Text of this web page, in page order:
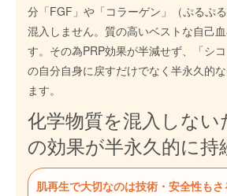
分「FGF」や「コラーゲン」（ぷるぷ
混入しません。質の高いベストな自己
す。その為PRP効果が半減せず、「シ
の自分自身に戻すだけでなく半永久的
ます。
化学物質を混入しない
の効果が半永久的に持
肌再生で大切なのは技術・安全性も